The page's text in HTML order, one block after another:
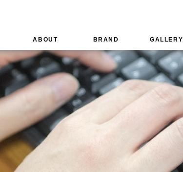
ABOUT BRAND GALLERY